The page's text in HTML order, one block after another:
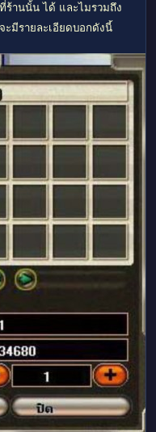
ร้านนั้น ได้ และไมรวมถึง
มีรายละเอียดบอกดังนี้